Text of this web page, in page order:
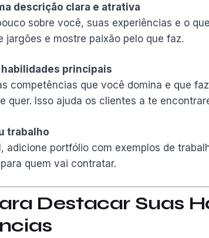
descrição clara e atrativa
sobre você, suas experiências e o
jargões e mostre paixão pelo que faz.
habilidades principais
competências que você domina e que
quer. Isso ajuda os clientes a te
trabalho
adicione portfólio com exemplos de
quem vai contratar.
Destacar Suas